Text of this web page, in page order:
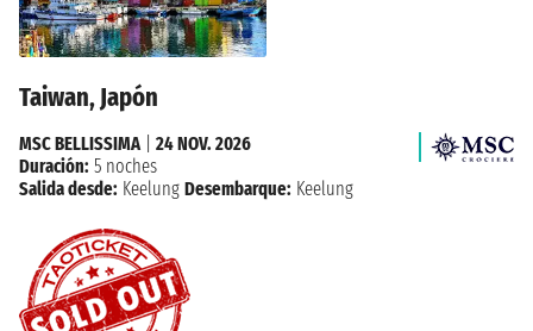
Taiwan, Japón
MSC BELLISSIMA| 24 NOV. 2026
Duración: 5 noches
Salida desde: Keelung Desembarque: Keelung